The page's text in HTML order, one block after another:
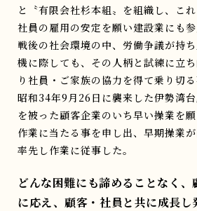
と〝有限会社杉本組〟を組織し、こ
社員の雇用の安定を願い建設業にも参
戦後の社会環境の中、労働争議が持
機に際しても、その人柄と試練に立
り社員・ご家族の協力を得て乗り切
昭和34年9月26日に襲来した伊勢湾
を被った顧客企業のいち早い操業を
作業に当たる事を申し出、早期操業
率先し作業に従事した。
どんな困難にも諦めることなく
に応え、顧客・社員と共に成長し